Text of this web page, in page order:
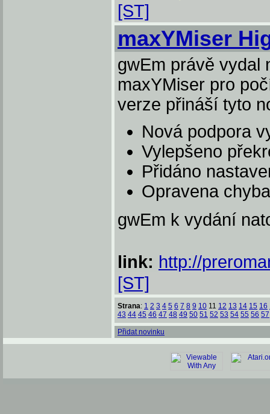
[ST]
maxYMiser
gwEm právě vydal
maxYMiser pro
verze přináší tyto
Nová podpora
Vylepšeno
Přidáno
Opravena
gwEm k vydání
link: http://
[ST]
Strana: 1 2 3 4 5 6 7 8 9 10 11 12 13 14 15 16
43 44 45 46 47 48 49 50 51 52 53 54 55 56 57
Přidat novinku